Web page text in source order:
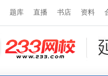
题库 直播 书店 资料